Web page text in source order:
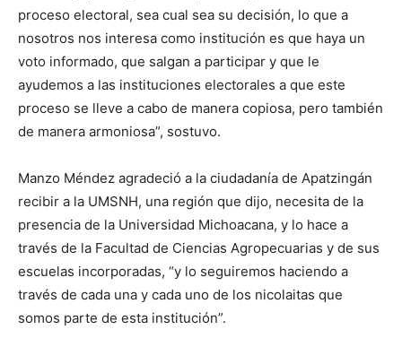
proceso electoral, sea cual sea su decisión, lo que a
nosotros nos interesa como institución es que haya un
voto informado, que salgan a participar y que le
ayudemos a las instituciones electorales a que este
proceso se lleve a cabo de manera copiosa, pero también
de manera armoniosa”, sostuvo.
Manzo Méndez agradeció a la ciudadanía de Apatzingán
recibir a la UMSNH, una región que dijo, necesita de la
presencia de la Universidad Michoacana, y lo hace a
través de la Facultad de Ciencias Agropecuarias y de sus
escuelas incorporadas, “y lo seguiremos haciendo a
través de cada una y cada uno de los nicolaitas que
somos parte de esta institución”.